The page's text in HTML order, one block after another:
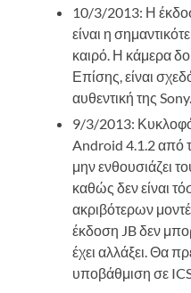
10/3/2013: Η
είναι η
καιρό. Η κάμερα
Επίσης, είναι
αυθεντική της Sony.
9/3/2013:
Android 4.1.2 από
μην ενθουσιάζει
καθώς δεν είναι
ακριβότερων
έκδοση JB δεν
έχει αλλάξει. Θα
υποβάθμιση σε